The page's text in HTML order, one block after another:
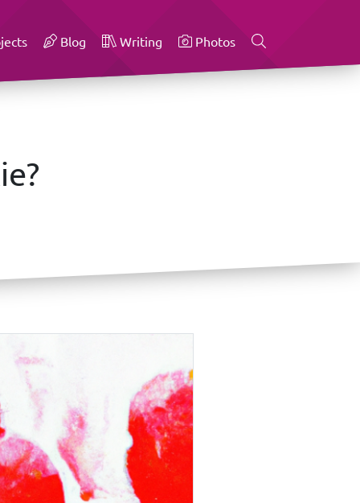
Blog Writing Photos